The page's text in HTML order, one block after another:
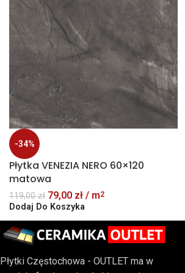
-34%
Płytka VENEZIA NERO 60×120
matowa
119,00zł 79,00 zł / m2
Dodaj Do Koszyka
Płytki Częstochowa - OUTLET ma w